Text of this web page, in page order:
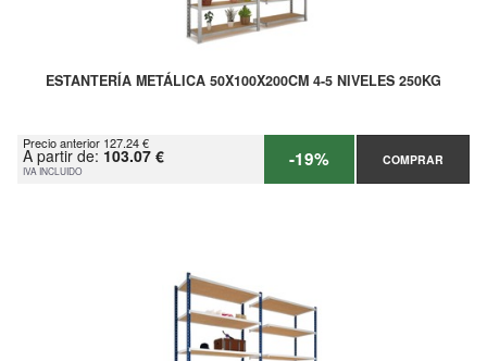
ESTANTERÍA METÁLICA 50X100X200CM 4-5 NIVELES 250KG
Precio anterior 127.24 €
A partir de: 103.07 €
IVA INCLUIDO -19% COMPRAR